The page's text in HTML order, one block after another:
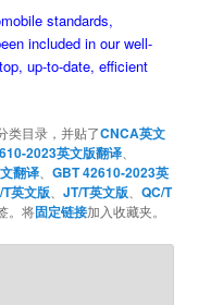
standards,
included in our well-
up-to-date, efficient
类目录，并贴了CNCA英文
2023英文版翻译
翻译 、GBT 42610-2023英
英文版 、JT/T英文版 、QC/T
。将固定链接加入收藏夹。